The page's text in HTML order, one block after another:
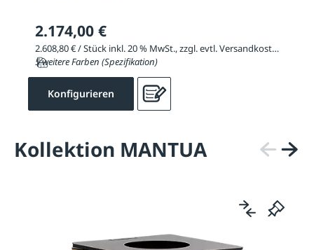
2.174,00 €
2.608,80 € / Stück inkl. 20 % MwSt., zzgl. evtl. Versandkosten
5 weitere Farben (Spezifikation)
Konfigurieren
Kollektion MANTUA